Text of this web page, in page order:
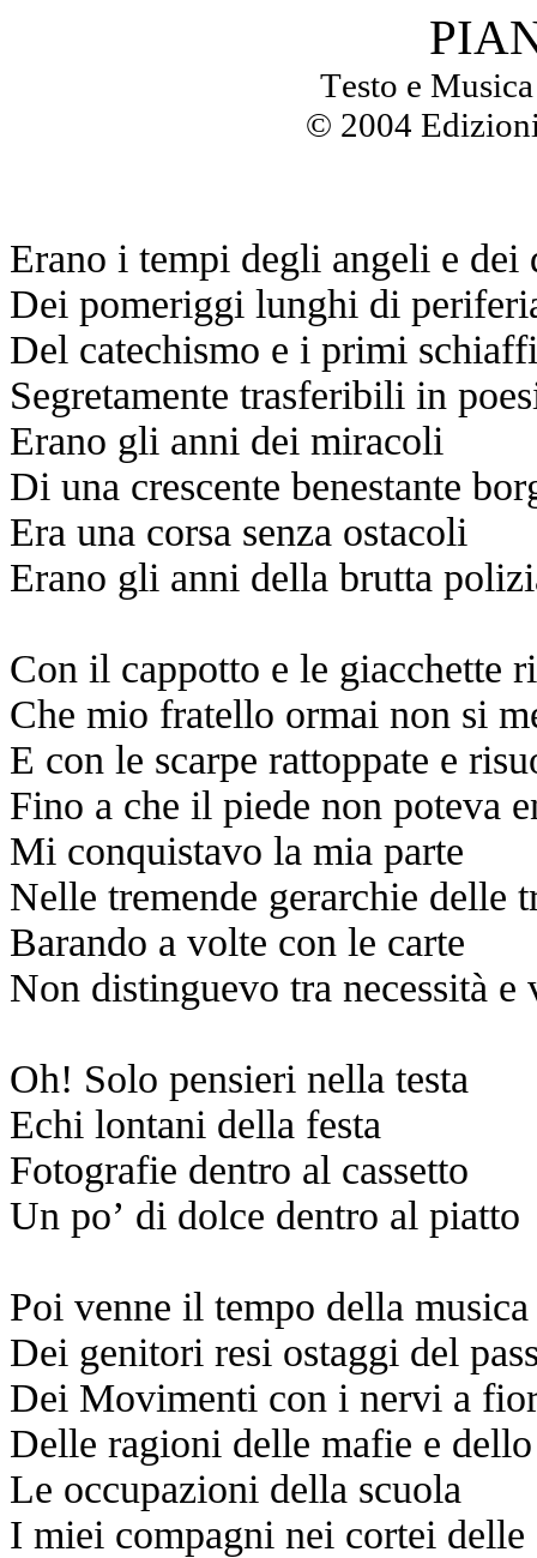
Testo e
© 2004
Erano i tempi degli angeli e dei
Dei pomeriggi lunghi di
Del catechismo e i primi
Segretamente trasferibili in
Erano gli anni dei miracoli
Di una crescente benestante
Era una corsa senza ostacoli
Erano gli anni della brutta
Con il cappotto e le giacchette
Che mio fratello ormai non si
E con le scarpe rattoppate e
Fino a che il piede non poteva
Mi conquistavo la mia parte
Nelle tremende gerarchie delle
Barando a volte con le carte
Non distinguevo tra necessità e
Oh! Solo pensieri nella testa
Echi lontani della festa
Fotografie dentro al cassetto
Un po’ di dolce dentro al piatto
Poi venne il tempo della
Dei genitori resi ostaggi del
Dei Movimenti con i nervi a
Delle ragioni delle mafie e
Le occupazioni della scuola
I miei compagni nei cortei delle